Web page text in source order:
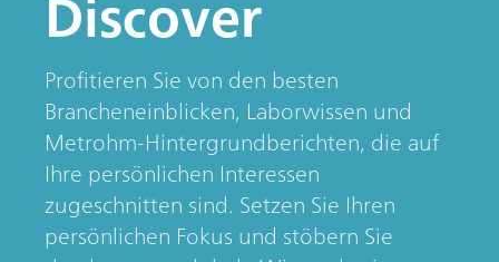
Profitieren Sie von den besten
Brancheneinblicken, Laborwissen und
Metrohm-Hintergrundberichten, die auf
Ihre persönlichen Interessen
zugeschnitten sind. Setzen Sie Ihren
persönlichen Fokus und stöbern Sie